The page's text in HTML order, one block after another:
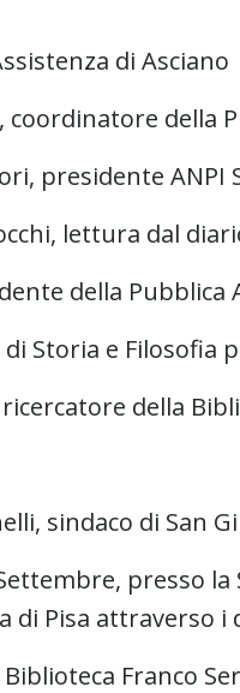
di Asciano
coordinatore della
presidente ANPI
lettura dal
della Pubblica
Storia e Filosofia
della
sindaco di San
presso
Pisa attraverso i
Franco